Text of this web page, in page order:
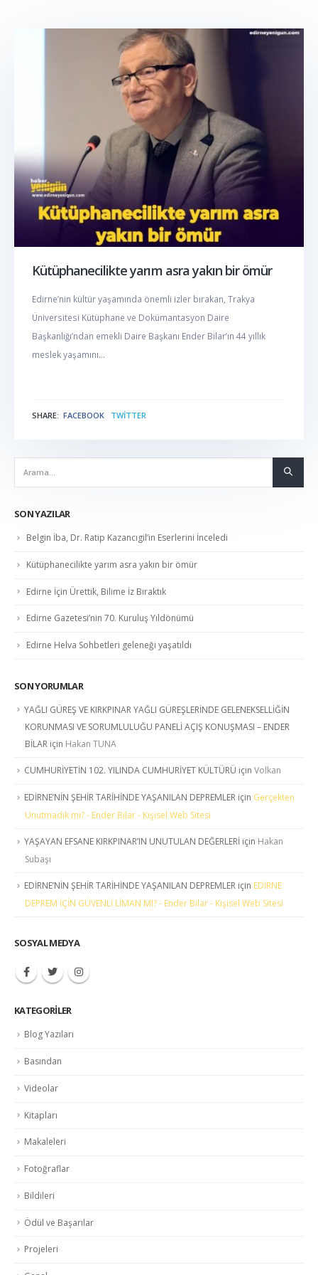
Kütüphanecilikte yarım asra yakın bir ömür
Edirne’nin kültür yaşamında önemli izler bırakan, Trakya
Üniversitesi Kütüphane ve Dokümantasyon Daire
Başkanlığı’ndan emekli Daire Başkanı Ender Bilar’ın 44 yıllık
meslek yaşamını...
SHARE: FACEBOOK TWITTER
SON YAZILAR
Belgin İba, Dr. Ratip Kazancıgil’in Eserlerini İnceledi
Kütüphanecilikte yarım asra yakın bir ömür
Edirne İçin Ürettik, Bilime İz Bıraktık
Edirne Gazetesi’nin 70. Kuruluş Yıldönümü
Edirne Helva Sohbetleri geleneği yaşatıldı
SON YORUMLAR
YAĞLI GÜREŞ VE KIRKPINAR YAĞLI GÜREŞLERİNDE GELENEKSELLİĞİN
KORUNMASI VE SORUMLULUĞU PANELİ AÇIŞ KONUŞMASI – ENDER
BİLAR için Hakan TUNA
CUMHURİYETİN 102. YILINDA CUMHURİYET KÜLTÜRÜ için Volkan
EDİRNE’NİN ŞEHİR TARİHİNDE YAŞANILAN DEPREMLER için Gerçekten
Unutmadık mı? - Ender Bilar - Kişisel Web Sitesi
YAŞAYAN EFSANE KIRKPINAR’IN UNUTULAN DEĞERLERİ için Hakan
Subaşı
EDİRNE’NİN ŞEHİR TARİHİNDE YAŞANILAN DEPREMLER için EDİRNE
DEPREM İÇİN GÜVENLİ LİMAN MI? - Ender Bilar - Kişisel Web Sitesi
SOSYAL MEDYA
KATEGORILER
Blog Yazıları
Basından
Videolar
Kitapları
Makaleleri
Fotoğraflar
Bildileri
Ödül ve Başarılar
Projeleri